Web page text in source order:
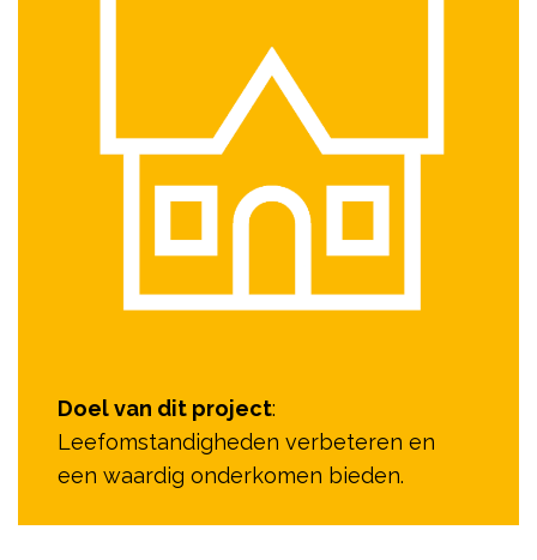
Doel van dit project:
Leefomstandigheden verbeteren en
een waardig onderkomen bieden.